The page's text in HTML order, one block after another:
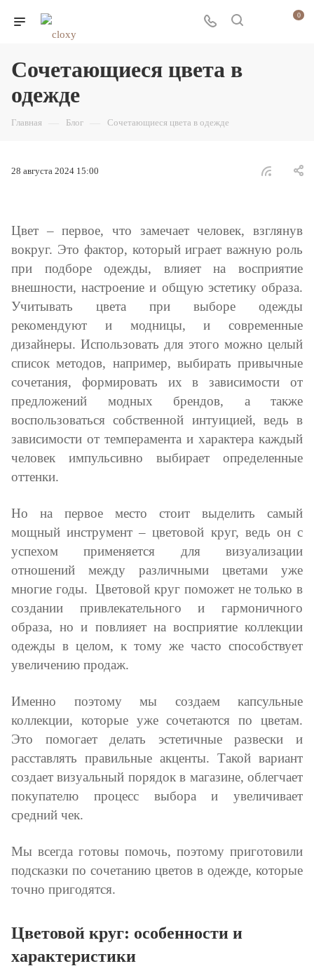
0
Сочетающиеся цвета в
одежде
Главная Блог Сочетающиеся цвета в одежде
28 августа 2024 15:00
Цвет – первое, что замечает человек, взглянув
вокруг. Это фактор, который играет важную роль
при подборе одежды, влияет на восприятие
внешности, настроение и общую эстетику образа.
Учитывать цвета при выборе одежды
рекомендуют и модницы, и современные
дизайнеры. Использовать для этого можно целый
список методов, например, выбирать привычные
сочетания, формировать их в зависимости от
предложений модных брендов, а также
воспользоваться собственной интуицией, ведь в
зависимости от темперамента и характера каждый
человек импульсивно выбирает определенные
оттенки.
Но на первое место стоит выделить самый
мощный инструмент – цветовой круг, ведь он с
успехом применяется для визуализации
отношений между различными цветами уже
многие годы. Цветовой круг поможет не только в
создании привлекательного и гармоничного
образа, но и повлияет на восприятие коллекции
одежды в целом, к тому же часто способствует
увеличению продаж.
Именно поэтому мы создаем капсульные
коллекции, которые уже сочетаются по цветам.
Это помогает делать эстетичные развески и
расставлять правильные акценты. Такой вариант
создает визуальный порядок в магазине, облегчает
покупателю процесс выбора и увеличивает
средний чек.
Мы всегда готовы помочь, поэтому приготовили
подсказки по сочетанию цветов в одежде, которые
точно пригодятся.
Цветовой круг: особенности и
характеристики